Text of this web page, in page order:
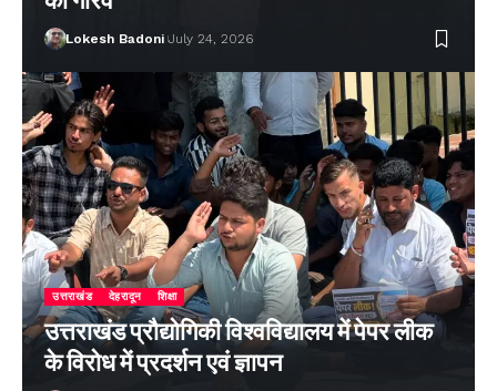
Lokesh Badoni July 24, 2026
उत्तराखंड देहरादून शिक्षा
उत्तराखंड प्रौद्योगिकी विश्वविद्यालय में पेपर लीक
के विरोध में प्रदर्शन एवं ज्ञापन